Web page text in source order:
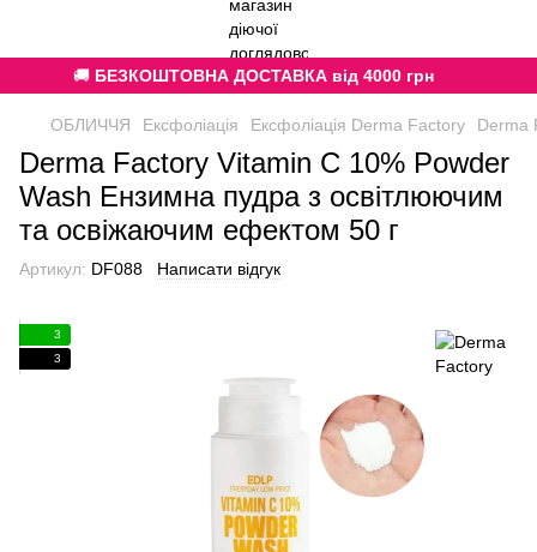
🚚 БЕЗКОШТОВНА ДОСТАВКА від 4000 грн
ОБЛИЧЧЯ Ексфоліація Ексфоліація Derma Factory Derma
Derma Factory Vitamin C 10% Powder
Wash Ензимна пудра з освітлюючим
та освіжаючим ефектом 50 г
Артикул: DF088 Написати відгук
3
3